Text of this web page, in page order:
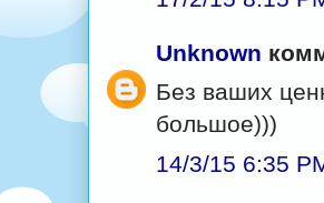
Unknown
Без ваших
большое)))
14/3/15 6:35